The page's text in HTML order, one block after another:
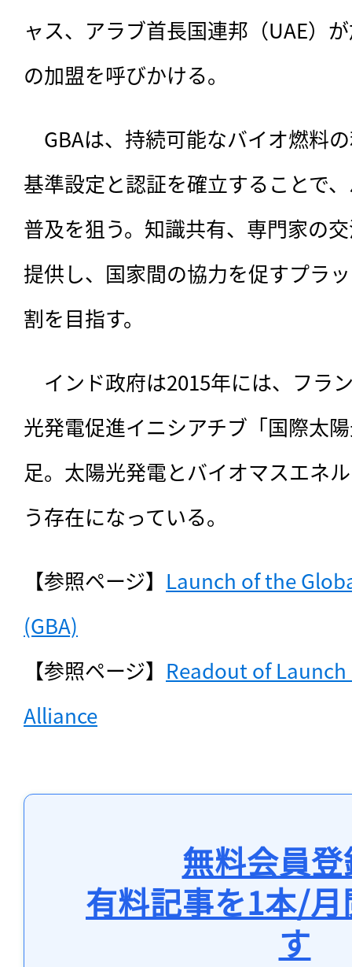
ャス、アラブ首長国連邦（UAE）
の加盟を呼びかける。
GBAは、持続可能なバイオ燃料
基準設定と認証を確立することで
普及を狙う。知識共有、専門家の
提供し、国家間の協力を促すプラ
割を目指す。
インド政府は2015年には、フラ
光発電促進イニシアチブ「国際太
足。太陽光発電とバイオマスエネ
う存在になっている。
【参照ページ】 Launch of the
(GBA)
【参照ページ】 Readout of
Alliance
無料会員
有料記事を1本/
す